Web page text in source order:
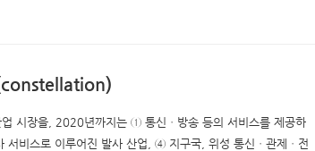
시장을, 2020년까지는 ① 통신ㆍ방송 등의 서비스를 제공하
비스로 이루어진 발사 산업, ④ 지구국, 위성 통신ㆍ관제ㆍ전